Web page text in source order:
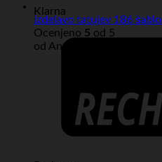
Klarna
izdelavo tatujev 186
Ocenjeno 5 od 5
od Anonimno